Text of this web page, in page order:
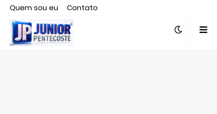
Quem sou eu
Contato
Editor responsável, jornalista Clovis Almeida.